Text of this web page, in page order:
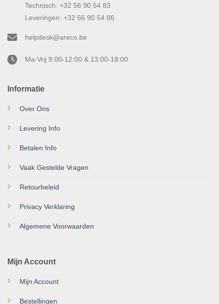
Informatie
Over Ons
Levering Info
Betalen Info
Vaak Gestelde Vragen
Retourbeleid
Privacy Verklaring
Algemene Voorwaarden
Mijn Account
Mijn Account
Bestellingen
Technisch: +32 56 90 54 83
Leveringen: +32 56 90 54 86
helpdesk@areco.be
Ma-Vrij 9:00-12:00 & 13:00-18:00